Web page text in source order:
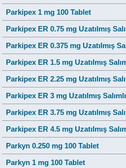
Parkipex 1 mg 100 Tablet
Parkipex ER 0.75 mg Uzatılmış
Parkipex ER 0.375 mg Uzatılmış
Parkipex ER 1.5 mg Uzatılmış
Parkipex ER 2.25 mg Uzatılmış
Parkipex ER 3 mg Uzatılmış
Parkipex ER 3.75 mg Uzatılmış
Parkipex ER 4.5 mg Uzatılmış
Parkyn 0.250 mg 100 Tablet
Parkyn 1 mg 100 Tablet